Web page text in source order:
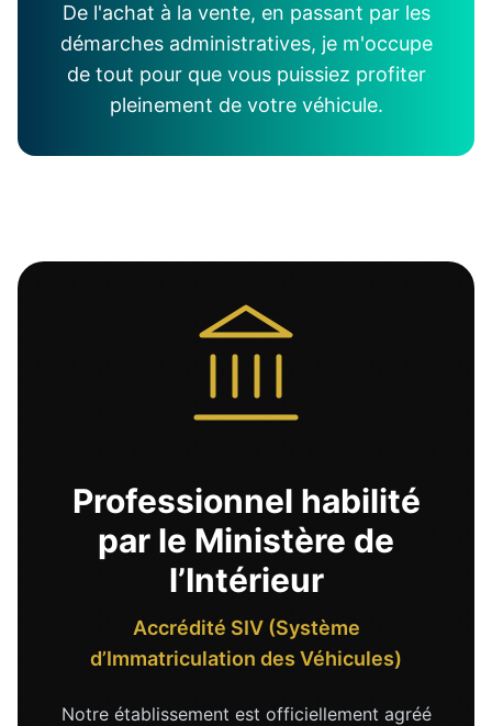
De l'achat à la vente, en passant par les
démarches administratives, je m'occupe
de tout pour que vous puissiez profiter
pleinement de votre véhicule.
Professionnel habilité
par le Ministère de
l’Intérieur
Accrédité SIV (Système
d’Immatriculation des Véhicules)
Notre établissement est officiellement agréé